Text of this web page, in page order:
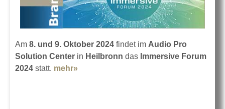
Am 8. und 9. Oktober 2024 findet im Audio Pro
Solution Center in Heilbronn das Immersive Forum
2024 statt. mehr»